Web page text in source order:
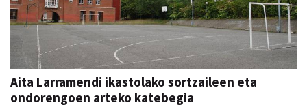
Aita Larramendi ikastolako sortzaileen eta
ondorengoen arteko katebegia